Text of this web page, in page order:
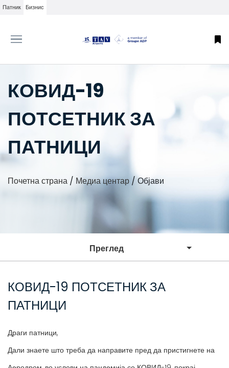
Патник Бизнис
КОВИД-19
ПОТСЕТНИК ЗА
ПАТНИЦИ
Почетна страна / Медиа центар / Објави
Преглед
КОВИД-19 ПОТСЕТНИК ЗА
ПАТНИЦИ
Драги патници,
Дали знаете што треба да направите пред да пристигнете на